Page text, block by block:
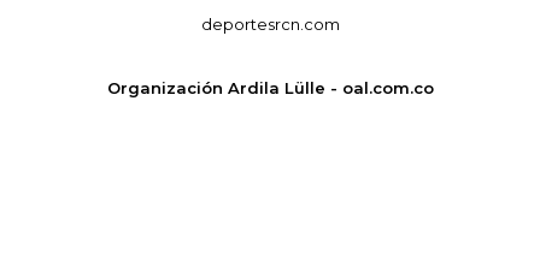
deportesrcn.com
Organización Ardila Lülle - oal.com.co